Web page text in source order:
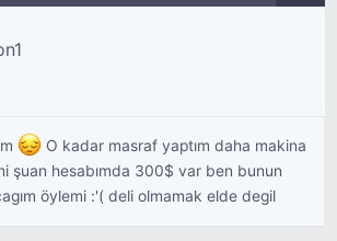
O kadar masraf yaptım daha makina
şuan hesabımda 300$ var ben bunun
öylemi :'( deli olmamak elde degil